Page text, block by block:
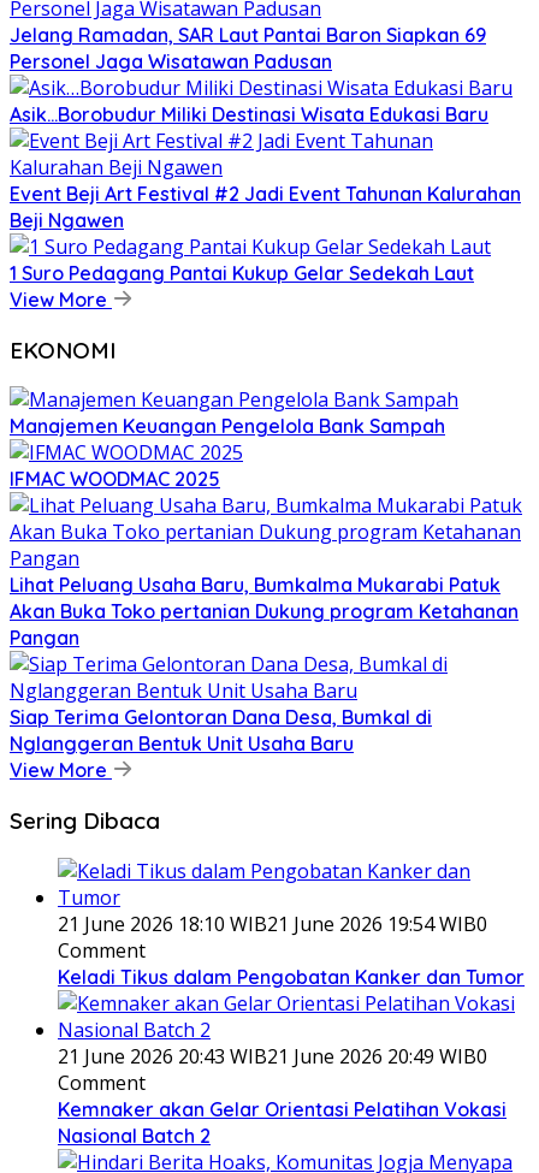
Jelang Ramadan, SAR Laut Pantai Baron Siapkan 69
Personel Jaga Wisatawan Padusan
Asik…Borobudur Miliki Destinasi Wisata Edukasi Baru
Event Beji Art Festival #2 Jadi Event Tahunan Kalurahan
Beji Ngawen
1 Suro Pedagang Pantai Kukup Gelar Sedekah Laut
View More
EKONOMI
Manajemen Keuangan Pengelola Bank Sampah
IFMAC WOODMAC 2025
Lihat Peluang Usaha Baru, Bumkalma Mukarabi Patuk
Akan Buka Toko pertanian Dukung program Ketahanan
Pangan
Siap Terima Gelontoran Dana Desa, Bumkal di
Nglanggeran Bentuk Unit Usaha Baru
View More
Sering Dibaca
21 June 2026 18:10 WIB21 June 2026 19:54 WIB0
Comment
Keladi Tikus dalam Pengobatan Kanker dan Tumor
21 June 2026 20:43 WIB21 June 2026 20:49 WIB0
Comment
Kemnaker akan Gelar Orientasi Pelatihan Vokasi
Nasional Batch 2